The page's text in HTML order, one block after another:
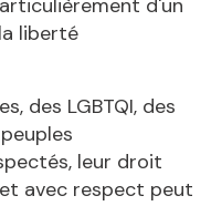
d'un
liberté
des LGBTQI, des
leur droit
avec respect peut